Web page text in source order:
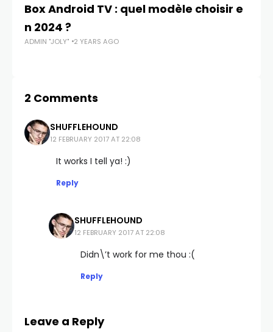
Box Android TV : quel modèle choisir e
n 2024 ?
ADMIN "JOLY" 2 YEARS AGO
2 Comments
SHUFFLEHOUND
12 FEBRUARY 2017 AT 22:08
It works I tell ya! :)
Reply
SHUFFLEHOUND
12 FEBRUARY 2017 AT 22:08
Didn\’t work for me thou :(
Reply
Leave a Reply